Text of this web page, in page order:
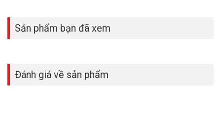
Sản phẩm bạn đã xem
Đánh giá về sản phẩm